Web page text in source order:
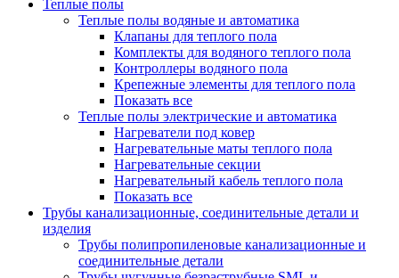
Теплые полы
Теплые полы водяные и автоматика
Клапаны для теплого пола
Комплекты для водяного теплого пола
Контроллеры водяного пола
Крепежные элементы для теплого пола
Показать все
Теплые полы электрические и автоматика
Нагреватели под ковер
Нагревательные маты теплого пола
Нагревательные секции
Нагревательный кабель теплого пола
Показать все
Трубы канализационные, соединительные детали и
изделия
Трубы полипропиленовые канализационные и
соединительные детали